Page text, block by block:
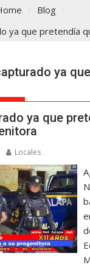
Blog
ya que pretendía
ya
ya que
Locales